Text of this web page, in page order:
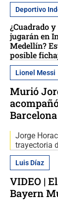
Deportivo
¿Cuadrado
jugarán en
Medellín?
posible
Lionel Messi
Murió
Barcelona
Jorge
trayectoria
Luis Díaz
VIDEO |
Bayern